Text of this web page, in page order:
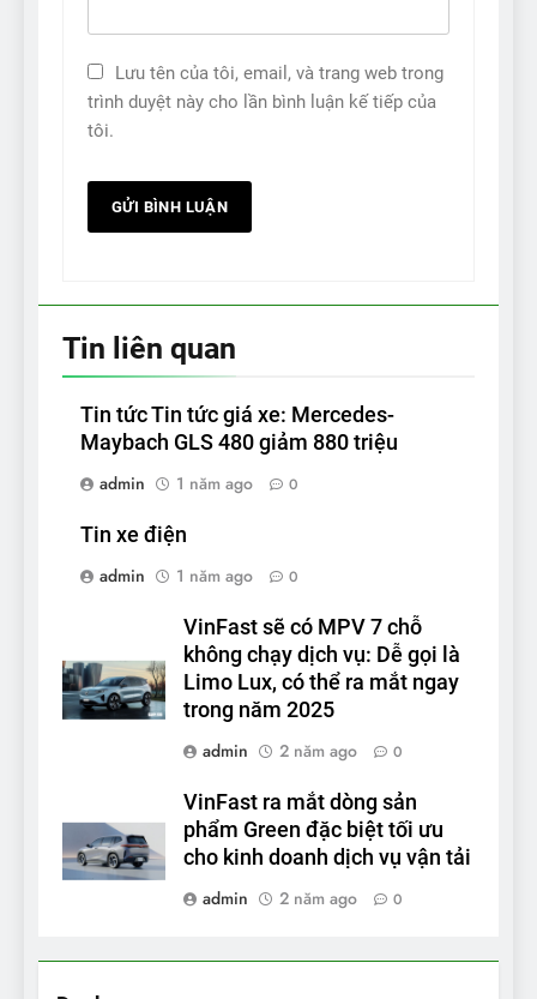
Lưu tên của tôi, email, và trang web trong
trình duyệt này cho lần bình luận kế tiếp của
tôi.
Tin liên quan
Tin tức Tin tức giá xe: Mercedes-
Maybach GLS 480 giảm 880 triệu
admin
1 năm ago 0
Tin xe điện
admin
1 năm ago 0
VinFast sẽ có MPV 7 chỗ
không chạy dịch vụ: Dễ gọi là
Limo Lux, có thể ra mắt ngay
trong năm 2025
admin
2 năm ago 0
VinFast ra mắt dòng sản
phẩm Green đặc biệt tối ưu
cho kinh doanh dịch vụ vận tải
admin
2 năm ago 0